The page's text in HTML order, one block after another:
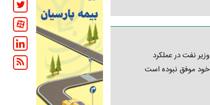
وزیر نفت در عملکرد
خود موفق نبوده است